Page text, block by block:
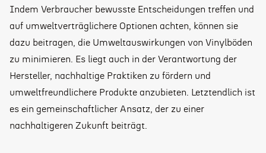
Indem Verbraucher bewusste Entscheidungen treffen und
auf umweltverträglichere Optionen achten, können sie
dazu beitragen, die Umweltauswirkungen von Vinylböden
zu minimieren. Es liegt auch in der Verantwortung der
Hersteller, nachhaltige Praktiken zu fördern und
umweltfreundlichere Produkte anzubieten. Letztendlich ist
es ein gemeinschaftlicher Ansatz, der zu einer
nachhaltigeren Zukunft beiträgt.